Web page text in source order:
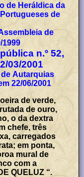
de Heráldica da
de
de
1999
n.º 52,
03/2001
Autarquias
22/06/2001
de verde,
de ouro,
o da dextra
chefe, três
carregados
em ponta,
mural de
com a
QUELUZ “.